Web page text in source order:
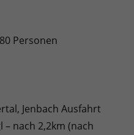
Personen
Jenbach Ausfahrt
– nach 2,2km (nach